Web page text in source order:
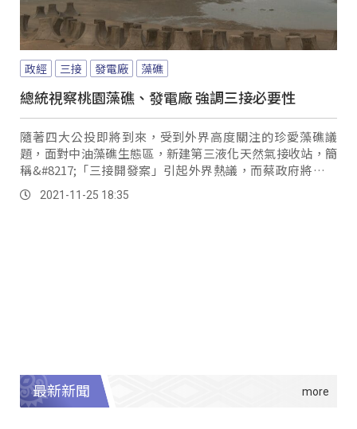
政經 三接 發電廠 藻礁
總統視察桃園藻礁、發電廠 強調三接必要性
隨著四大公投即將到來，受到外界高度關注的珍愛藻礁議
題，面對中油藻礁生態區，新建第三液化天然氣接收站，簡
稱&#8217;「三接開發案」引起外界熱議，而蔡政府將在大
潭藻礁區的三接接收站，往外推到外海，但這...。
2021-11-25 18:35
最新新聞